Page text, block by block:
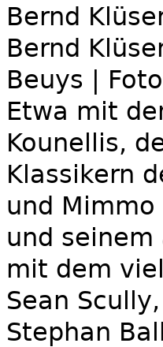
Bernd
Bernd
Beuys |
Etwa mit
Kounellis,
Klassikern
und Mimmo
und seinem
mit dem
Sean
Stephan